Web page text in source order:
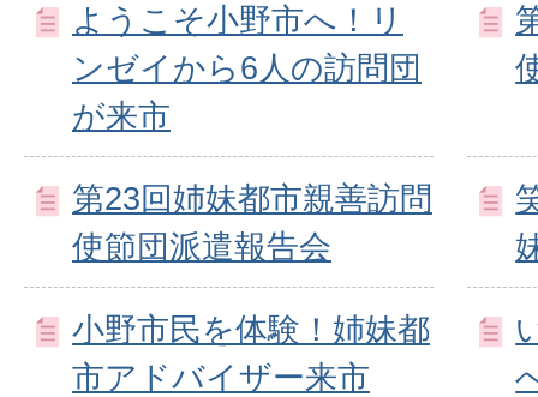
ようこそ小野市へ！リ
ンゼイから6人の訪問団
が来市
第23回姉妹都市親善訪問
使節団派遣報告会
小野市民を体験！姉妹都
市アドバイザー来市